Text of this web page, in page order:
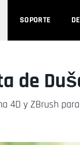
SOPORTE
de
4D y ZBrush